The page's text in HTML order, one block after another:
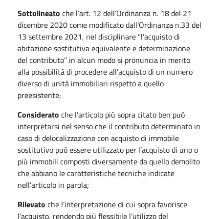
Sottolineato che l’art. 12 dell’Ordinanza n. 18 del 21
dicembre 2020 come modificato dall’Ordinanza n.33 del
13 settembre 2021, nel disciplinare “l’acquisto di
abitazione sostitutiva equivalente e determinazione
del contributo” in alcun modo si pronuncia in merito
alla possibilità di procedere all’acquisto di un numero
diverso di unità immobiliari rispetto a quello
preesistente;
Considerato che l’articolo più sopra citato ben può
interpretarsi nel senso che il contributo determinato in
caso di delocalizzazione con acquisto di immobile
sostitutivo può essere utilizzato per l’acquisto di uno o
più immobili composti diversamente da quello demolito
che abbiano le caratteristiche tecniche indicate
nell’articolo in parola;
Rilevato che l’interpretazione di cui sopra favorisce
l’acquisto, rendendo più flessibile l’utilizzo del